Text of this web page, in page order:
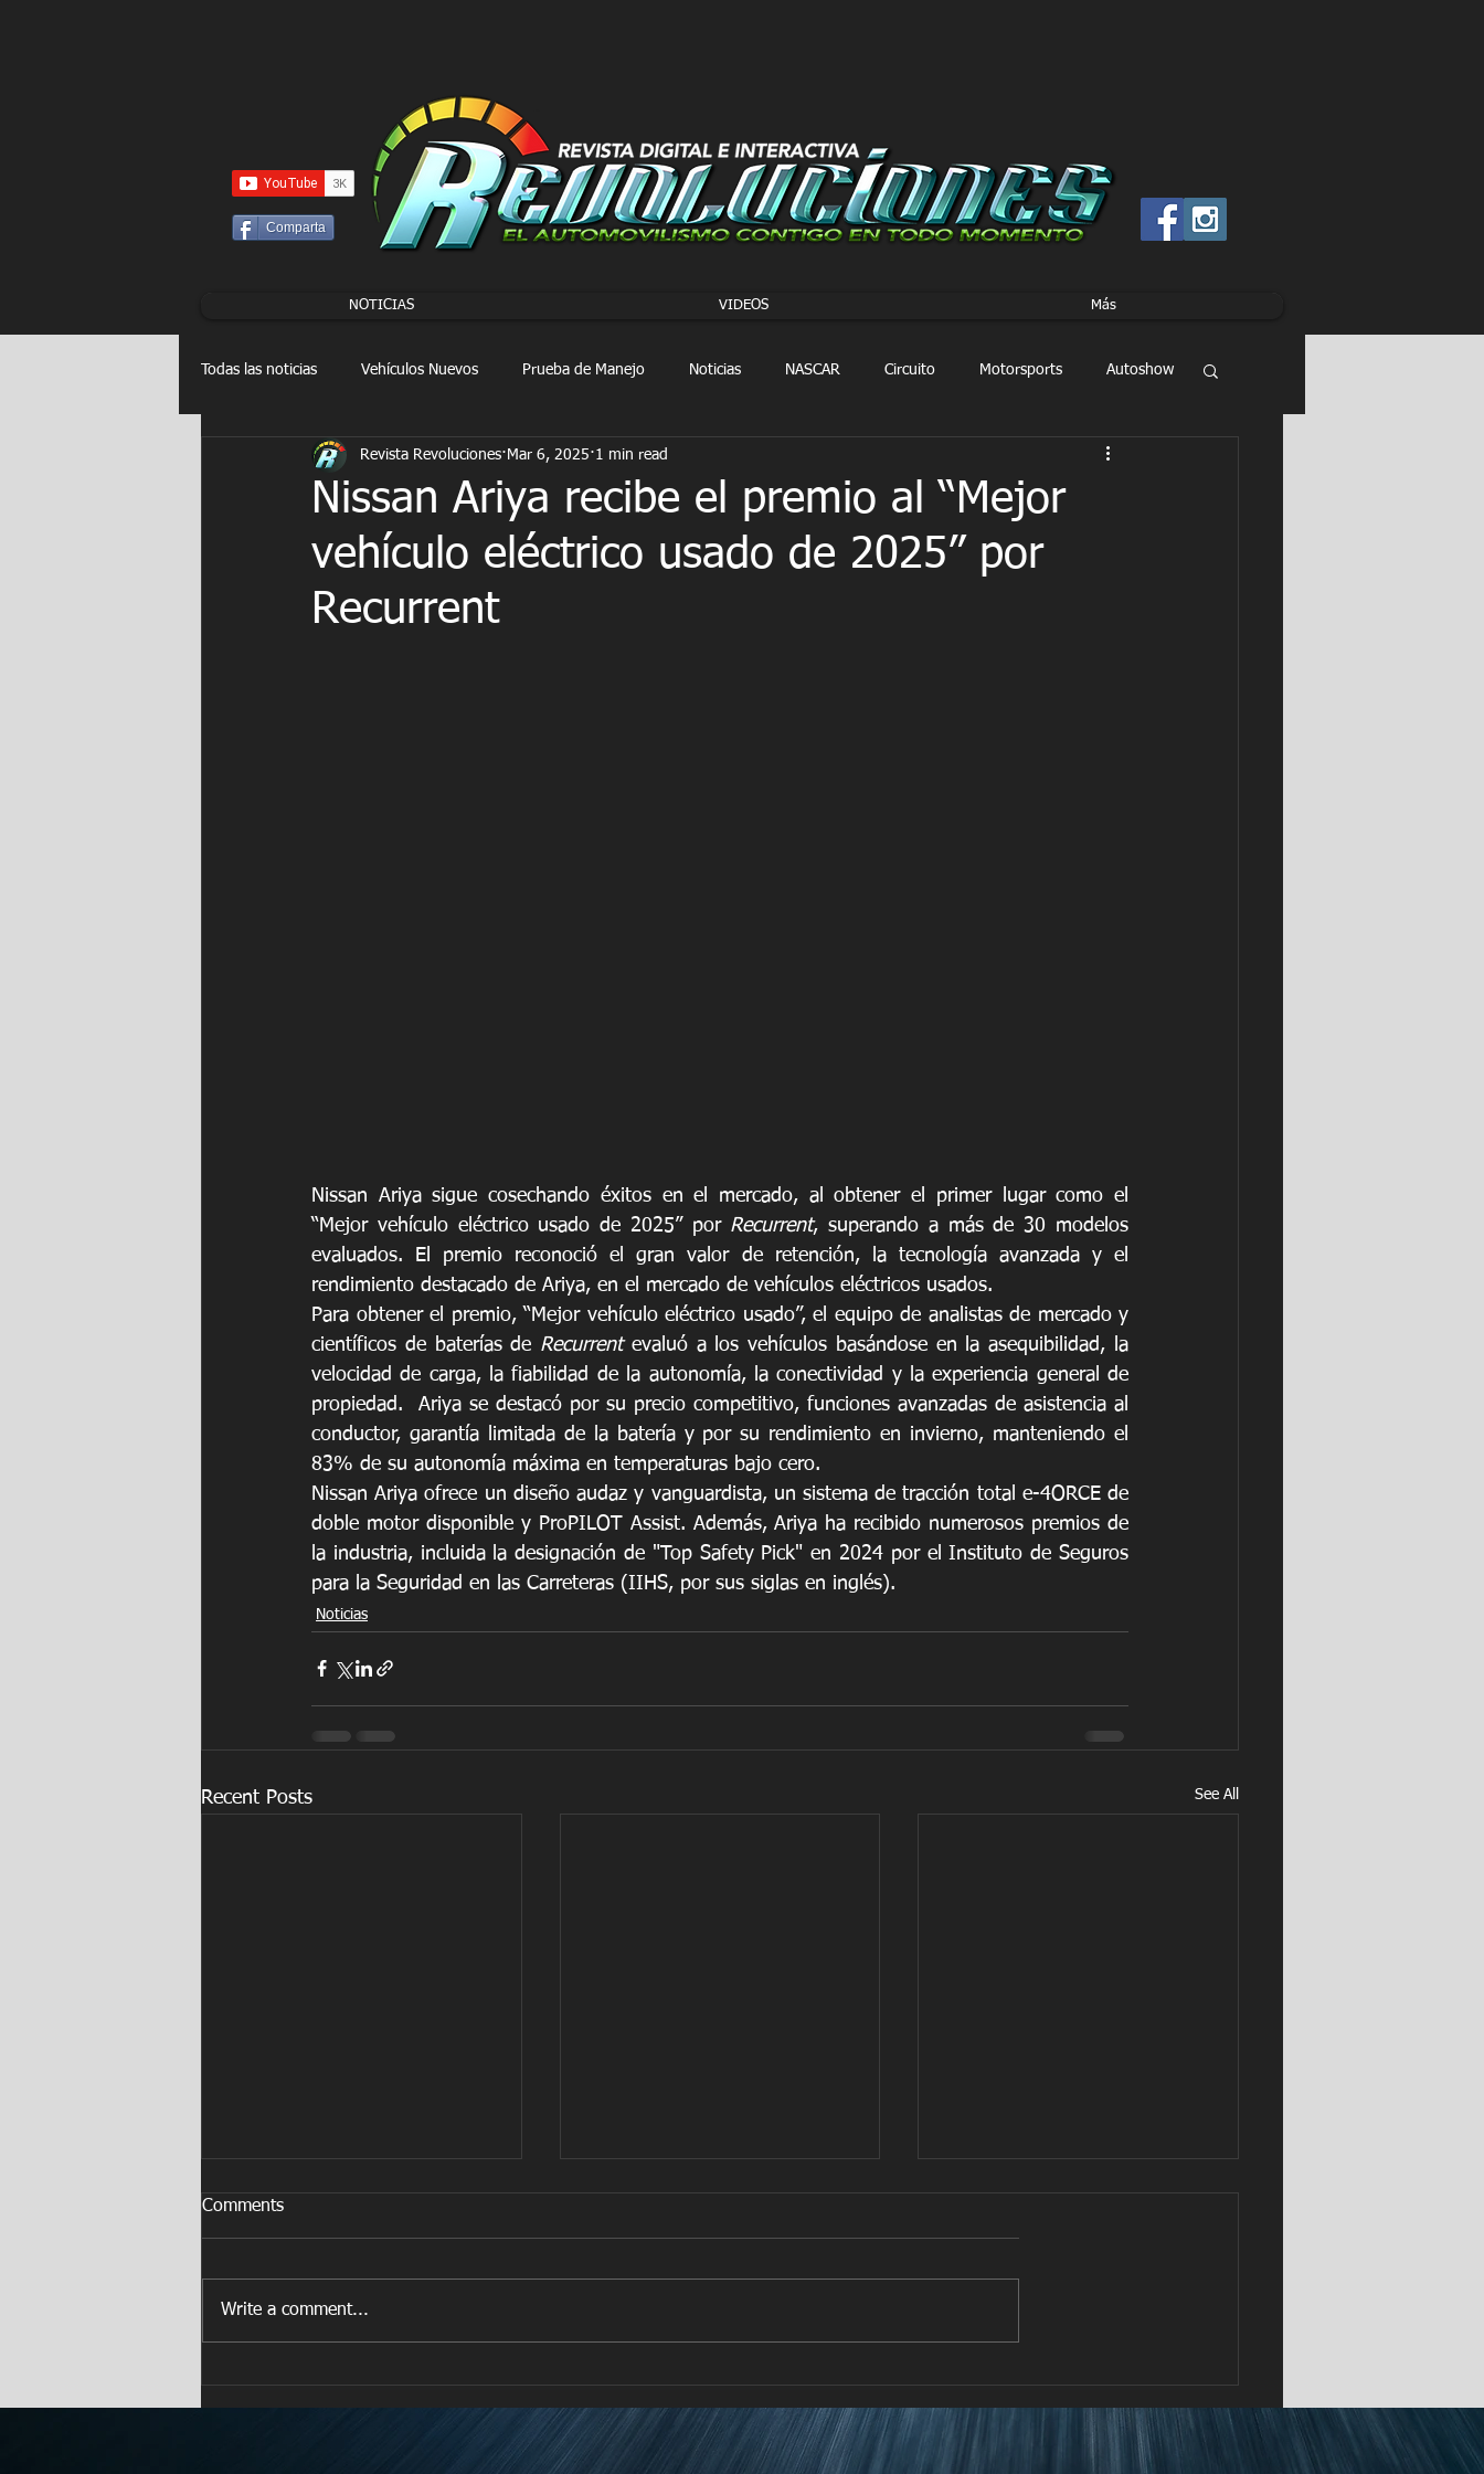
Comparta
NOTICIAS VIDEOS Más
Todas las noticias Vehículos Nuevos Prueba de Manejo Noticias NASCAR Circuito Motorsports Autoshow
Drag Racing FORMULA E FORMULA 1 Extreme E
Nissan Ariya recibe el premio al “Mejor
vehículo eléctrico usado de 2025” por
Recurrent
Revista Revoluciones Mar 6, 2025 1 min read
Nissan Ariya sigue cosechando éxitos en el mercado, al obtener el primer lugar como el
“Mejor vehículo eléctrico usado de 2025” por Recurrent, superando a más de 30 modelos
evaluados. El premio reconoció el gran valor de retención, la tecnología avanzada y el
rendimiento destacado de Ariya, en el mercado de vehículos eléctricos usados.
Para obtener el premio, “Mejor vehículo eléctrico usado”, el equipo de analistas de mercado y
científicos de baterías de Recurrent evaluó a los vehículos basándose en la asequibilidad, la
velocidad de carga, la fiabilidad de la autonomía, la conectividad y la experiencia general de
propiedad.  Ariya se destacó por su precio competitivo, funciones avanzadas de asistencia al
conductor, garantía limitada de la batería y por su rendimiento en invierno, manteniendo el
83% de su autonomía máxima en temperaturas bajo cero.
Nissan Ariya ofrece un diseño audaz y vanguardista, un sistema de tracción total e-4ORCE de
doble motor disponible y ProPILOT Assist. Además, Ariya ha recibido numerosos premios de
la industria, incluida la designación de "Top Safety Pick" en 2024 por el Instituto de Seguros
para la Seguridad en las Carreteras (IIHS, por sus siglas en inglés).
Noticias
Recent Posts See All
del “Volvo Summer Road Trip”
Comments
Write a comment...